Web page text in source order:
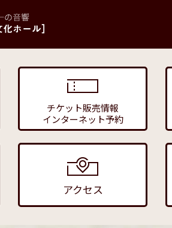
チケット販売情報
インターネット予約
アクセス